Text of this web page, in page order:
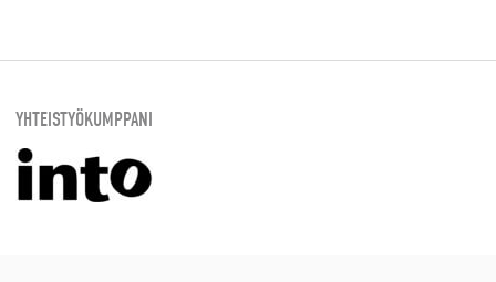
YHTEISTYÖKUMPPANI